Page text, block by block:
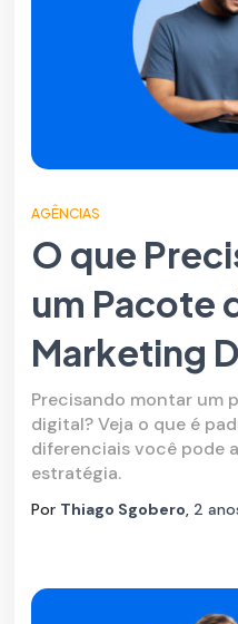
AGÊNCIAS
O que
um Pacote
Marketing
Precisando montar um
digital? Veja o que é
diferenciais você pode
estratégia.
Por Thiago Sgobero 2